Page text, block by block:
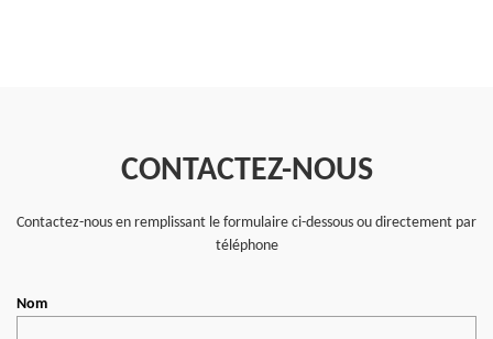
CONTACTEZ-NOUS
Contactez-nous en remplissant le formulaire ci-dessous ou directement par
téléphone
Nom